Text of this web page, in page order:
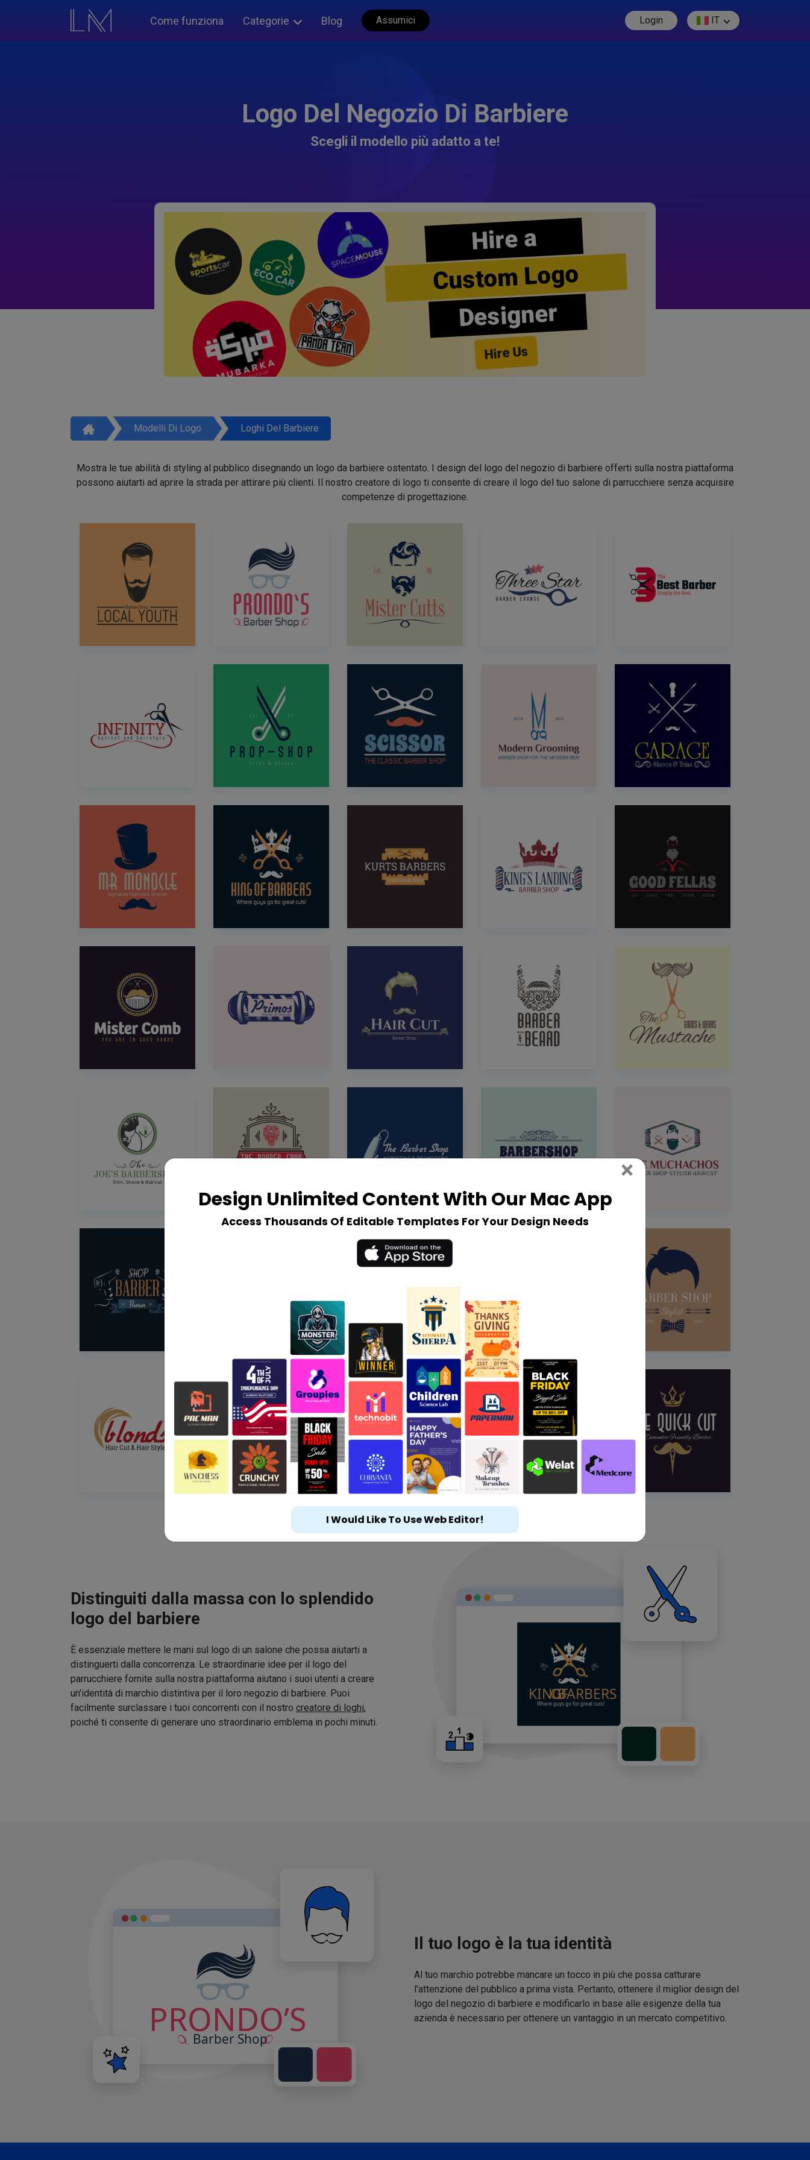
Come funziona Categorie Blog Assumici Login IT
Logo Del Negozio Di Barbiere
Scegli il modello più adatto a te!
Hire a
Custom Logo
Designer
Hire Us
Modelli Di Logo Loghi Del Barbiere
Mostra le tue abilità di styling al pubblico disegnando un logo da barbiere ostentato. I design del logo del negozio di barbiere offerti sulla nostra piattaforma
possono aiutarti ad aprire la strada per attirare più clienti. Il nostro creatore di logo ti consente di creare il logo del tuo salone di parrucchiere senza acquisire
competenze di progettazione.
Distinguiti dalla massa con lo splendido
logo del barbiere
È essenziale mettere le mani sul logo di un salone che possa aiutarti a
distinguerti dalla concorrenza. Le straordinarie idee per il logo del
parrucchiere fornite sulla nostra piattaforma aiutano i suoi utenti a creare
un'identità di marchio distintiva per il loro negozio di barbiere. Puoi
facilmente surclassare i tuoi concorrenti con il nostro creatore di loghi,
poiché ti consente di generare uno straordinario emblema in pochi minuti.
Il tuo logo è la tua identità
Al tuo marchio potrebbe mancare un tocco in più che possa catturare
l'attenzione del pubblico a prima vista. Pertanto, ottenere il miglior design del
logo del negozio di barbiere e modificarlo in base alle esigenze della tua
azienda è necessario per ottenere un vantaggio in un mercato competitivo.
Design Unlimited Content With Our Mac App
Access Thousands Of Editable Templates For Your Design Needs
× Close
I Would Like To Use Web Editor!